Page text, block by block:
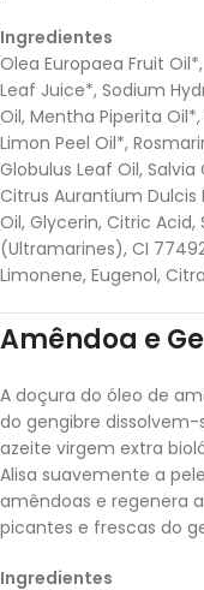
Ingredientes
Olea Europaea Fruit
Leaf Juice*, Sodium
Oil, Mentha Piperita
Limon Peel Oil*,
Globulus Leaf Oil,
Citrus Aurantium Dulcis
Oil, Glycerin, Citric
(Ultramarines), CI
Limonene, Eugenol,
Amêndoa e
A doçura do óleo de
do gengibre
azeite virgem extra
Alisa suavemente a
amêndoas e regenera
picantes e frescas do
Ingredientes